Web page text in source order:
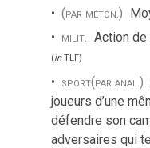
(par méton.)
milit. Action de
(inTLF)
sport(par anal.)
joueurs d’une
défendre son
adversaires qui